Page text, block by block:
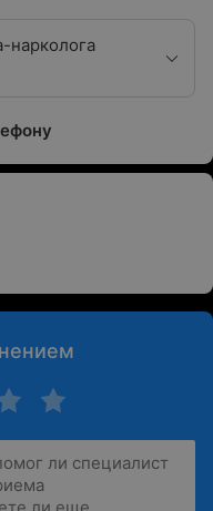
нарколога